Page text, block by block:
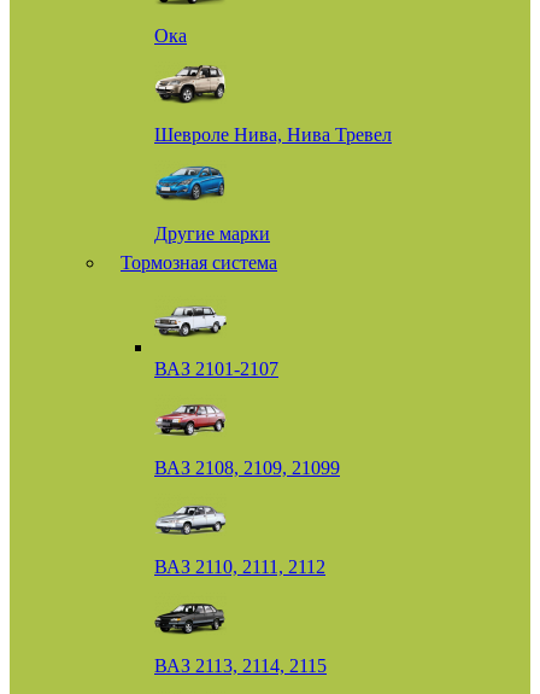
Ока
Шевроле Нива, Нива Тревел
Другие марки
Тормозная система
ВАЗ 2101-2107
ВАЗ 2108, 2109, 21099
ВАЗ 2110, 2111, 2112
ВАЗ 2113, 2114, 2115